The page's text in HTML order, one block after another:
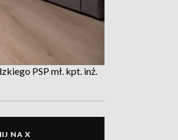
PSP mł. kpt. inż.
NA X